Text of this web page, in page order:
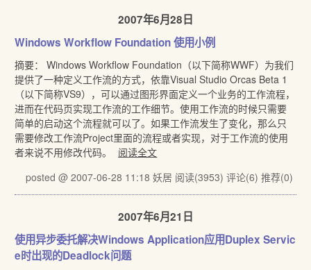
2007年6月28日
Windows Workflow Foundation 使用小例
摘要： Windows Workflow Foundation（以下简称WWF）为我们
提供了一种定义工作流的方式，依靠Visual Studio Orcas Beta 1
（以下简称VS9），可以通过图形界面定义一个业务的工作流程，
进而在代码页实现工作流的工作细节。使用工作流的时候只需要
简单的启动这个流程就可以了。如果工作流发生了变化，那么只
需要修改工作流Project里面的流程或者实现，对于工作流的使用
者来说不用修改代码。
阅读全文
posted @ 2007-06-28 11:18 妖居 阅读(3953) 评论(6) 推荐(0)
2007年6月21日
使用异步委托解决Windows Application应用Duplex Servic
e时出现的Deadlock问题